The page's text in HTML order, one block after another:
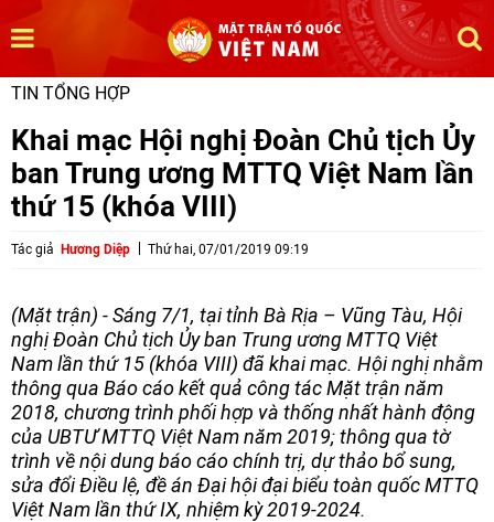
TIN TỔNG HỢP
Khai mạc Hội nghị Đoàn Chủ tịch Ủy
ban Trung ương MTTQ Việt Nam lần
thứ 15 (khóa VIII)
Tác giả Hương Diệp Thứ hai, 07/01/2019 09:19
(Mặt trận) - Sáng 7/1, tại tỉnh Bà Rịa – Vũng Tàu, Hội
nghị Đoàn Chủ tịch Ủy ban Trung ương MTTQ Việt
Nam lần thứ 15 (khóa VIII) đã khai mạc. Hội nghị nhằm
thông qua Báo cáo kết quả công tác Mặt trận năm
2018, chương trình phối hợp và thống nhất hành động
của UBTƯ MTTQ Việt Nam năm 2019; thông qua tờ
trình về nội dung báo cáo chính trị, dự thảo bổ sung,
sửa đổi Điều lệ, đề án Đại hội đại biểu toàn quốc MTTQ
Việt Nam lần thứ IX, nhiệm kỳ 2019-2024.